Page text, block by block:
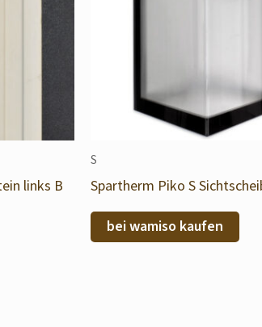
links B
S
Spartherm Piko S
bei wamiso kaufen